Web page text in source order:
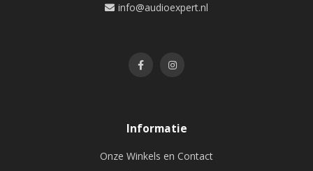
info@audioexpert.nl
Informatie
Onze Winkels en Contact